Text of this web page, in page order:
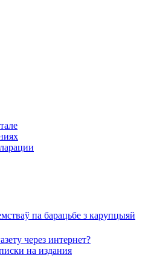
па барацьбе з карупцыяй
через интернет?
на издания